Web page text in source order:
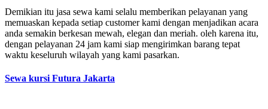
Demikian itu jasa sewa kami selalu memberikan pelayanan yang
memuaskan kepada setiap customer kami dengan menjadikan acara
anda semakin berkesan mewah, elegan dan meriah. oleh karena itu,
dengan pelayanan 24 jam kami siap mengirimkan barang tepat
waktu keseluruh wilayah yang kami pasarkan.
Sewa kursi Futura Jakarta